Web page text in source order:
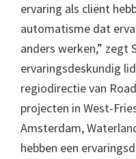
ervaring als cliënt
automatisme dat
anders werken,” zegt
ervaringsdeskundig
regiodirectie van
projecten in West-
Amsterdam,
hebben een